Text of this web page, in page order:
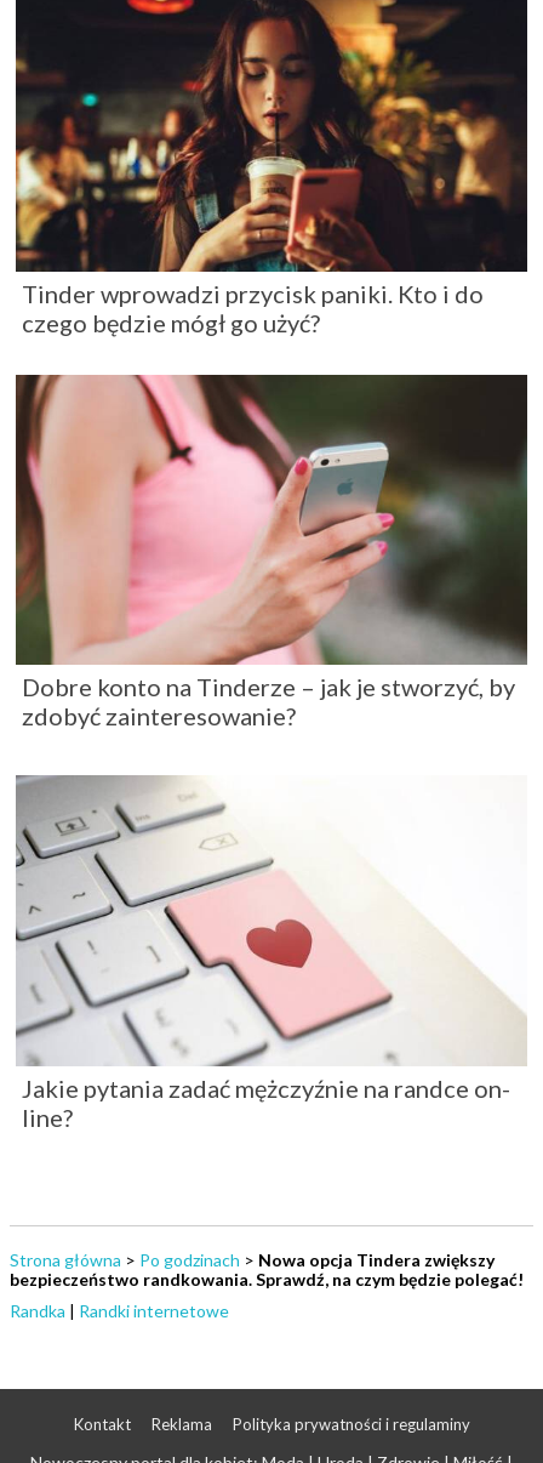
Tinder wprowadzi przycisk paniki. Kto i do
czego będzie mógł go użyć?
Dobre konto na Tinderze – jak je stworzyć, by
zdobyć zainteresowanie?
Jakie pytania zadać mężczyźnie na randce on-
line?
Strona główna > Po godzinach > Nowa opcja Tindera zwiększy
bezpieczeństwo randkowania. Sprawdź, na czym będzie polegać!
Randka | Randki internetowe
Kontakt Reklama Polityka prywatności i regulaminy